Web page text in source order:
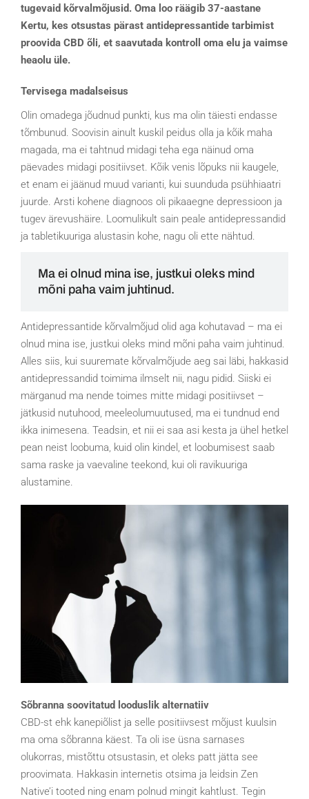
tugevaid kõrvalmõjusid. Oma loo räägib 37-aastane
Kertu, kes otsustas pärast antidepressantide tarbimist
proovida CBD õli, et saavutada kontroll oma elu ja vaimse
heaolu üle.
Tervisega madalseisus
Olin omadega jõudnud punkti, kus ma olin täiesti endasse
tõmbunud. Soovisin ainult kuskil peidus olla ja kõik maha
magada, ma ei tahtnud midagi teha ega näinud oma
päevades midagi positiivset. Kõik venis lõpuks nii kaugele,
et enam ei jäänud muud varianti, kui suunduda psühhiaatri
juurde. Arsti kohene diagnoos oli pikaaegne depressioon ja
tugev ärevushäire. Loomulikult sain peale antidepressandid
ja tabletikuuriga alustasin kohe, nagu oli ette nähtud.
Ma ei olnud mina ise, justkui oleks mind
mõni paha vaim juhtinud.
Antidepressantide kõrvalmõjud olid aga kohutavad – ma ei
olnud mina ise, justkui oleks mind mõni paha vaim juhtinud.
Alles siis, kui suuremate kõrvalmõjude aeg sai läbi, hakkasid
antidepressandid toimima ilmselt nii, nagu pidid. Siiski ei
märganud ma nende toimes mitte midagi positiivset –
jätkusid nutuhood, meeleolumuutused, ma ei tundnud end
ikka inimesena. Teadsin, et nii ei saa asi kesta ja ühel hetkel
pean neist loobuma, kuid olin kindel, et loobumisest saab
sama raske ja vaevaline teekond, kui oli ravikuuriga
alustamine.
Sõbranna soovitatud looduslik alternatiiv
CBD-st ehk kanepiõlist ja selle positiivsest mõjust kuulsin
ma oma sõbranna käest. Ta oli ise üsna sarnases
olukorras, mistõttu otsustasin, et oleks patt jätta see
proovimata. Hakkasin internetis otsima ja leidsin Zen
Native’i tooted ning enam polnud mingit kahtlust. Tegin